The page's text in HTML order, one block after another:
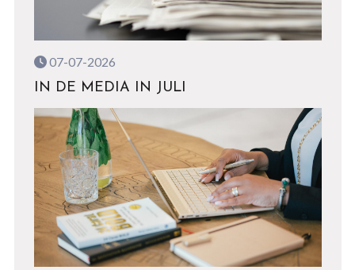
07-07-2026
IN DE MEDIA IN JULI